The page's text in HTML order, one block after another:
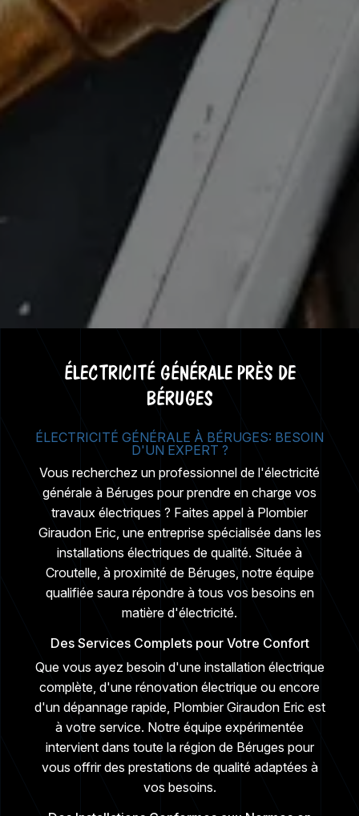
ÉLECTRICITÉ GÉNÉRALE PRÈS DE
BÉRUGES
ÉLECTRICITÉ GÉNÉRALE À BÉRUGES: BESOIN
D'UN EXPERT ?
Vous recherchez un professionnel de l'électricité
générale à Béruges pour prendre en charge vos
travaux électriques ? Faites appel à Plombier
Giraudon Eric, une entreprise spécialisée dans les
installations électriques de qualité. Située à
Croutelle, à proximité de Béruges, notre équipe
qualifiée saura répondre à tous vos besoins en
matière d'électricité.
Des Services Complets pour Votre Confort
Que vous ayez besoin d'une installation électrique
complète, d'une rénovation électrique ou encore
d'un dépannage rapide, Plombier Giraudon Eric est
à votre service. Notre équipe expérimentée
intervient dans toute la région de Béruges pour
vous offrir des prestations de qualité adaptées à
vos besoins.